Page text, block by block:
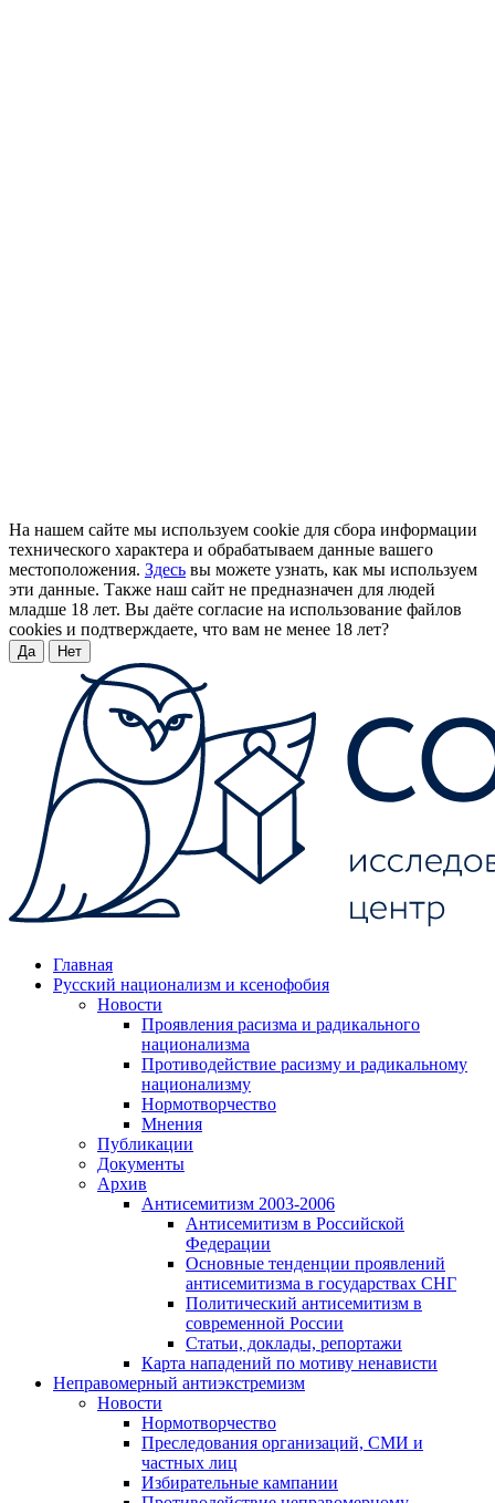
На нашем сайте мы используем cookie для сбора информации
технического характера и обрабатываем данные вашего
местоположения. Здесь вы можете узнать, как мы используем
эти данные. Также наш сайт не предназначен для людей
младше 18 лет. Вы даёте согласие на использование файлов
cookies и подтверждаете, что вам не менее 18 лет?
Да Нет
Главная
Русский национализм и ксенофобия
Новости
Проявления расизма и радикального
национализма
Противодействие расизму и радикальному
национализму
Нормотворчество
Мнения
Публикации
Документы
Архив
Антисемитизм 2003-2006
Антисемитизм в Российской
Федерации
Основные тенденции проявлений
антисемитизма в государствах СНГ
Политический антисемитизм в
современной России
Статьи, доклады, репортажи
Карта нападений по мотиву ненависти
Неправомерный антиэкстремизм
Новости
Нормотворчество
Преследования организаций, СМИ и
частных лиц
Избирательные кампании